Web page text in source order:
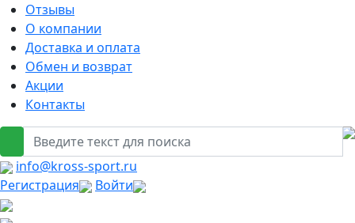
Отзывы
О компании
Доставка и оплата
Обмен и возврат
Акции
Контакты
info@kross-sport.ru
Регистрация
Войти